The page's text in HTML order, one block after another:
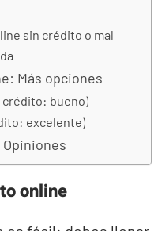
sin crédito o mal
Más opciones
crédito: bueno)
excelente)
online